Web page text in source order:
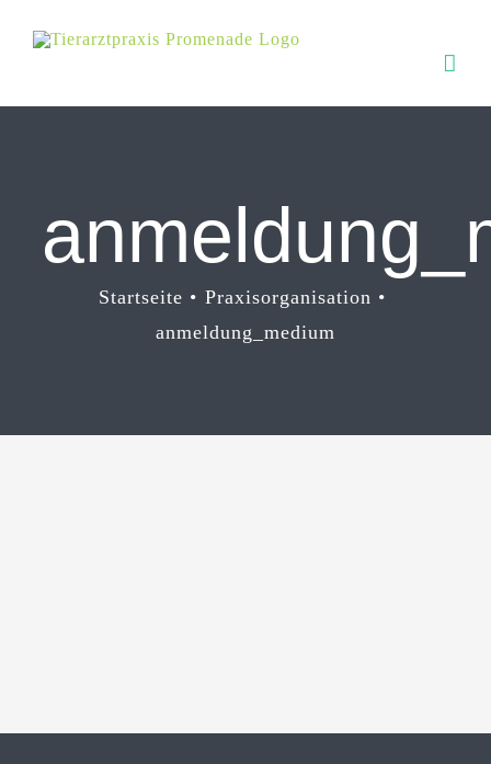
Inhalt
Startseite
Praxisorganisation
anmeldung_medium